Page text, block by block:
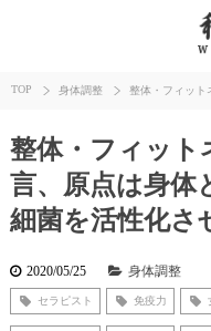
TOP 身体調整 整体・フィット
整体・フィット
言、原点は身体
細菌を活性化さ
2020/05/25 身体調整
セラピスト 免疫力